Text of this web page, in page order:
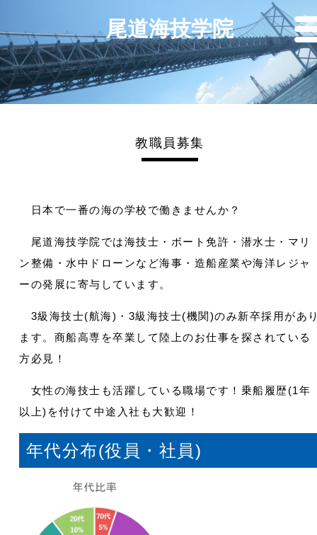
教職員募集
日本で一番の海の学校で働きませんか？
尾道海技学院では海技士・ボート免許・潜水士・マリ
ン整備・水中ドローンなど海事・造船産業や海洋レジャ
ーの発展に寄与しています。
3級海技士(航海)・3級海技士(機関)のみ新卒採用があ
ます。商船高専を卒業して陸上のお仕事を探されている
方必見！
女性の海技士も活躍している職場です！乗船履歴(1年
以上)を付けて中途入社も大歓迎！
年代分布(役員・社員)
尾道海技学院